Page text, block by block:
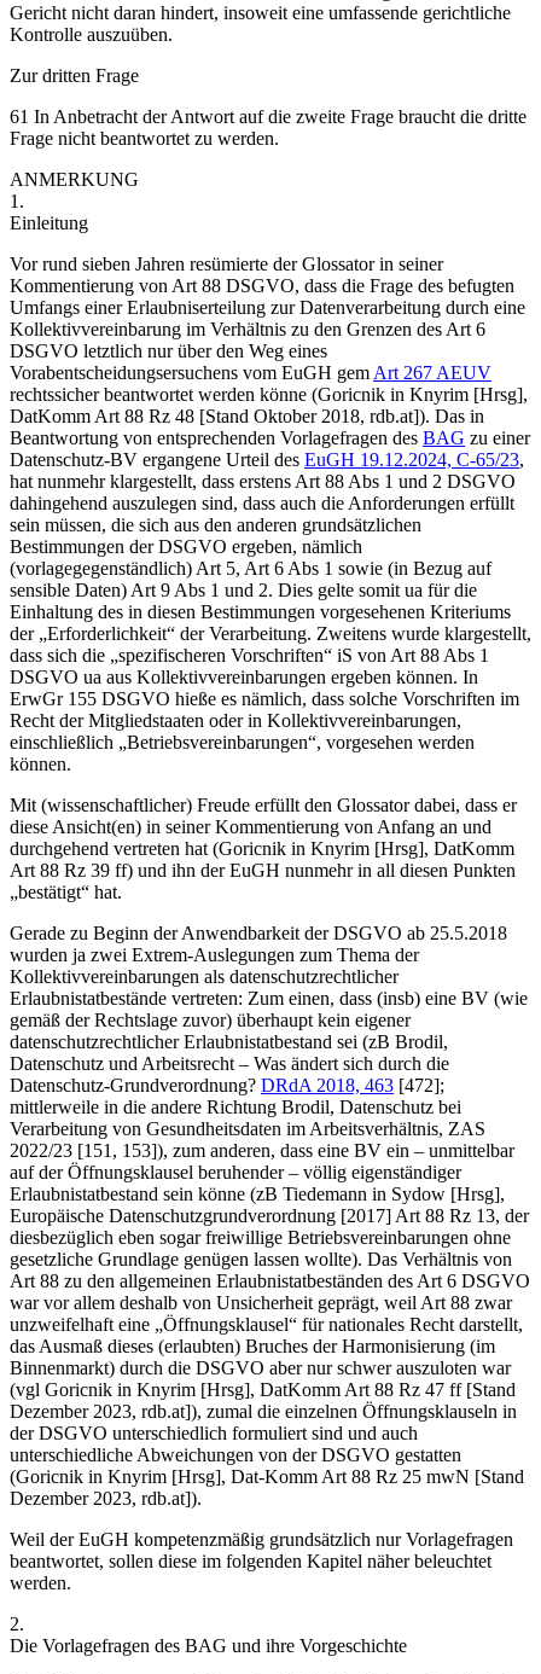
Gericht nicht daran hindert, insoweit eine umfassende gerichtliche
Kontrolle auszuüben.
Zur dritten Frage
61 In Anbetracht der Antwort auf die zweite Frage braucht die dritte
Frage nicht beantwortet zu werden.
ANMERKUNG
1.
Einleitung
Vor rund sieben Jahren resümierte der Glossator in seiner
Kommentierung von Art 88 DSGVO, dass die Frage des befugten
Umfangs einer Erlaubniserteilung zur Datenverarbeitung durch eine
Kollektivvereinbarung im Verhältnis zu den Grenzen des Art 6
DSGVO letztlich nur über den Weg eines
Vorabentscheidungsersuchens vom EuGH gem Art 267 AEUV
rechtssicher beantwortet werden könne (Goricnik in Knyrim [Hrsg],
DatKomm Art 88 Rz 48 [Stand Oktober 2018, rdb.at]). Das in
Beantwortung von entsprechenden Vorlagefragen des BAG zu einer
Datenschutz-BV ergangene Urteil des EuGH 19.12.2024, C-65/23,
hat nunmehr klargestellt, dass erstens Art 88 Abs 1 und 2 DSGVO
dahingehend auszulegen sind, dass auch die Anforderungen erfüllt
sein müssen, die sich aus den anderen grundsätzlichen
Bestimmungen der DSGVO ergeben, nämlich
(vorlagegegenständlich) Art 5, Art 6 Abs 1 sowie (in Bezug auf
sensible Daten) Art 9 Abs 1 und 2. Dies gelte somit ua für die
Einhaltung des in diesen Bestimmungen vorgesehenen Kriteriums
der „Erforderlichkeit“ der Verarbeitung. Zweitens wurde klargestellt,
dass sich die „spezifischeren Vorschriften“ iS von Art 88 Abs 1
DSGVO ua aus Kollektivvereinbarungen ergeben können. In
ErwGr 155 DSGVO hieße es nämlich, dass solche Vorschriften im
Recht der Mitgliedstaaten oder in Kollektivvereinbarungen,
einschließlich „Betriebsvereinbarungen“, vorgesehen werden
können.
Mit (wissenschaftlicher) Freude erfüllt den Glossator dabei, dass er
diese Ansicht(en) in seiner Kommentierung von Anfang an und
durchgehend vertreten hat (Goricnik in Knyrim [Hrsg], DatKomm
Art 88 Rz 39 ff) und ihn der EuGH nunmehr in all diesen Punkten
„bestätigt“ hat.
Gerade zu Beginn der Anwendbarkeit der DSGVO ab 25.5.2018
wurden ja zwei Extrem-Auslegungen zum Thema der
Kollektivvereinbarungen als datenschutzrechtlicher
Erlaubnistatbestände vertreten: Zum einen, dass (insb) eine BV (wie
gemäß der Rechtslage zuvor) überhaupt kein eigener
datenschutzrechtlicher Erlaubnistatbestand sei (zB Brodil,
Datenschutz und Arbeitsrecht – Was ändert sich durch die
Datenschutz-Grundverordnung? DRdA 2018, 463 [472];
mittlerweile in die andere Richtung Brodil, Datenschutz bei
Verarbeitung von Gesundheitsdaten im Arbeitsverhältnis, ZAS
2022/23 [151, 153]), zum anderen, dass eine BV ein – unmittelbar
auf der Öffnungsklausel beruhender – völlig eigenständiger
Erlaubnistatbestand sein könne (zB Tiedemann in Sydow [Hrsg],
Europäische Datenschutzgrundverordnung [2017] Art 88 Rz 13, der
diesbezüglich eben sogar freiwillige Betriebsvereinbarungen ohne
gesetzliche Grundlage genügen lassen wollte). Das Verhältnis von
Art 88 zu den allgemeinen Erlaubnistatbeständen des Art 6 DSGVO
war vor allem deshalb von Unsicherheit geprägt, weil Art 88 zwar
unzweifelhaft eine „Öffnungsklausel“ für nationales Recht darstellt,
das Ausmaß dieses (erlaubten) Bruches der Harmonisierung (im
Binnenmarkt) durch die DSGVO aber nur schwer auszuloten war
(vgl Goricnik in Knyrim [Hrsg], DatKomm Art 88 Rz 47 ff [Stand
Dezember 2023, rdb.at]), zumal die einzelnen Öffnungsklauseln in
der DSGVO unterschiedlich formuliert sind und auch
unterschiedliche Abweichungen von der DSGVO gestatten
(Goricnik in Knyrim [Hrsg], Dat-Komm Art 88 Rz 25 mwN [Stand
Dezember 2023, rdb.at]).
Weil der EuGH kompetenzmäßig grundsätzlich nur Vorlagefragen
beantwortet, sollen diese im folgenden Kapitel näher beleuchtet
werden.
2.
Die Vorlagefragen des BAG und ihre Vorgeschichte